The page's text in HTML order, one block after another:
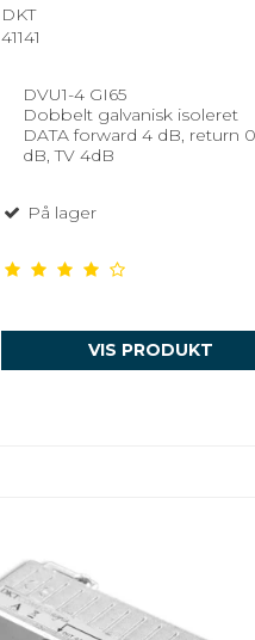
DKT
41141
DVU1-4 GI65
Dobbelt galvanisk isoleret
DATA forward 4 dB, return
dB, TV 4dB
På lager
VIS PRODUKT